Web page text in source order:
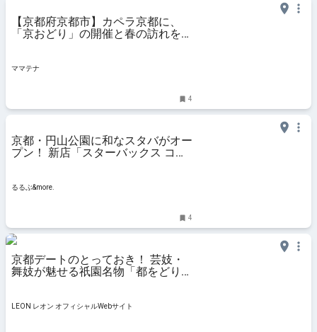
【京都府京都市】カペラ京都に、
「京おどり」の開催と春の訪れを祝
ママテナ
4
京都・円山公園に和なスタバがオー
プン！ 新店「スターバックス コー
&more.
るるぶ&more.
4
京都デートのとっておき！ 芸妓・
舞妓が魅せる祇園名物「都をどり」
Webサイト
LEON レオン オフィシャルWebサイト